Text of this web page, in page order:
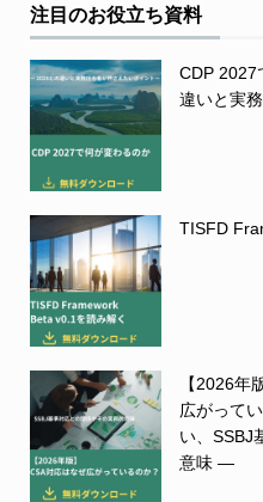
注目のお役立ち資料
CDP
違いと実
TISFD
【2026年
広がって
い、SSBJ
意味 ―